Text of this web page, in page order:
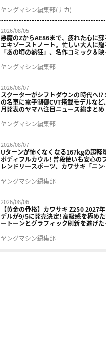
ヤングマシン編集部(ナカ)
2026/08/05
悪魔のZからAE86まで、疲れた心に蘇
エキゾーストノート。忙しい大人に贈
「あの頃の熱狂」、名作コミック＆映
結！
ヤングマシン編集部
2026/08/07
スクーターがシフトダウンの時代へ!?
の名車に電子制御CVT搭載モデルなど
月発表のヤマハ注目ニュース総まとめ
ヤングマシン編集部
2026/08/07
Uターンが怖くなくなる167kgの超軽
ボディフルカウル! 普段使いも安心の
レンドリースポーツ、カワサキ「ニン
9/5発売
ヤングマシン編集部
2026/08/06
【黄金の骨格】カワサキ Z250 2027
デルが9/5に発売決定! 高級感を極め
ートーンとグラフィック刷新を遂げた
ヤングマシン編集部